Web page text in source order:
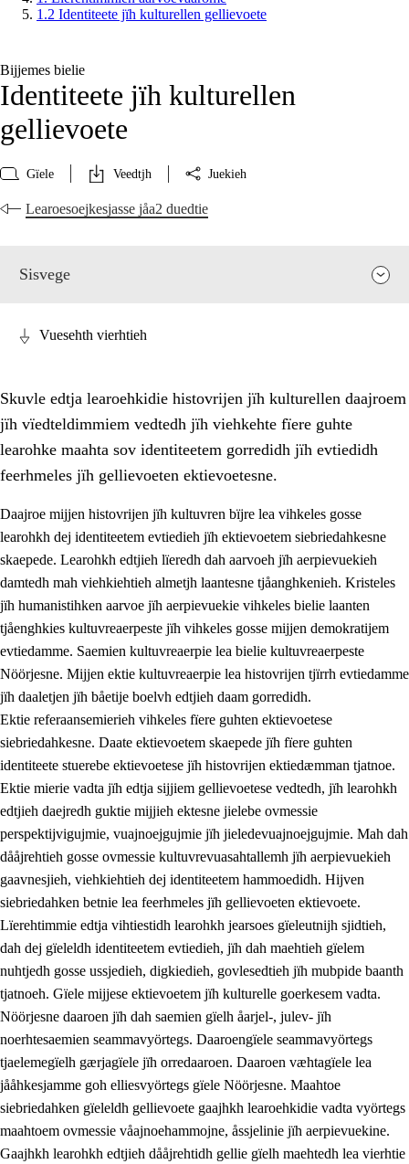
1.2 Identiteete jïh kulturellen gellievoete
Bijjemes bielie
Identiteete jïh kulturellen
gellievoete
Gïele Veedtjh Juekieh
Learoesoejkesjasse jåa2 duedtie
Sisvege
Lïerehtimmien aarvoevåarome
1.1 Almetjeaarvoe
Identiteete jïh kulturellen gellievoete
1.3 Laejhtehks ussjedimmie jïh etihkeles vuajnoe
goerehtimmievæljoe
1.5 Eatnemem krööhkestidh jïh byjresegoerkesevoete
Demokratije jïh meatanårrome
Vuesehth vierhtieh
Skuvle edtja learoehkidie histovrijen jïh kulturellen daajroem
jïh vïedteldimmiem vedtedh jïh viehkehte fïere guhte
learohke maahta sov identiteetem gorredidh jïh evtiedidh
feerhmeles jïh gellievoeten ektievoetesne.
Daajroe mijjen histovrijen jïh kultuvren bïjre lea vihkeles gosse
learohkh dej identiteetem evtiedieh jïh ektievoetem siebriedahkesne
skaepede. Learohkh edtjieh lïeredh dah aarvoeh jïh aerpievuekieh
damtedh mah viehkiehtieh almetjh laantesne tjåanghkenieh. Kristeles
jïh humanistihken aarvoe jïh aerpievuekie vihkeles bielie laanten
tjåenghkies kultuvreaerpeste jïh vihkeles gosse mijjen demokratijem
evtiedamme. Saemien kultuvreaerpie lea bielie kultuvreaerpeste
Nöörjesne. Mijjen ektie kultuvreaerpie lea histovrijen tjïrrh evtiedamme
jïh daaletjen jïh båetije boelvh edtjieh daam gorredidh.
Ektie referaansemierieh vihkeles fïere guhten ektievoetese
siebriedahkesne. Daate ektievoetem skaepede jïh fïere guhten
identiteete stuerebe ektievoetese jïh histovrijen ektiedæmman tjatnoe.
Ektie mierie vadta jïh edtja sijjiem gellievoetese vedtedh, jïh learohkh
edtjieh daejredh guktie mijjieh ektesne jielebe ovmessie
perspektijvigujmie, vuajnoejgujmie jïh jieledevuajnoejgujmie. Mah dah
dååjrehtieh gosse ovmessie kultuvrevuasahtallemh jïh aerpievuekieh
gaavnesjieh, viehkiehtieh dej identiteetem hammoedidh. Hijven
siebriedahken betnie lea feerhmeles jïh gellievoeten ektievoete.
Lïerehtimmie edtja vihtiestidh learohkh jearsoes gïeleutnijh sjidtieh,
dah dej gïeleldh identiteetem evtiedieh, jïh dah maehtieh gïelem
nuhtjedh gosse ussjedieh, digkiedieh, govlesedtieh jïh mubpide baanth
tjatnoeh. Gïele mijjese ektievoetem jïh kulturelle goerkesem vadta.
Nöörjesne daaroen jïh dah saemien gïelh åarjel-, julev- jïh
noerhtesaemien seammavyörtegs. Daaroengïele seammavyörtegs
tjaelemegïelh gærjagïele jïh orredaaroen. Daaroen væhtagïele lea
jååhkesjamme goh elliesvyörtegs gïele Nöörjesne. Maahtoe
siebriedahken gïeleldh gellievoete gaajhkh learoehkidie vadta vyörtegs
maahtoem ovmessie våajnoehammojne, åssjelinie jïh aerpievuekine.
Gaajhkh learohkh edtjieh dååjrehtidh gellie gïelh maehtedh lea vierhtie